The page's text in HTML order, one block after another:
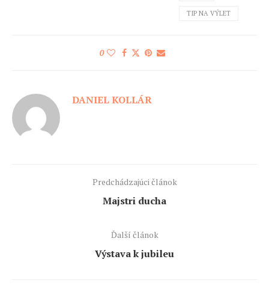
TIP NA VÝLET
0
DANIEL KOLLÁR
Predchádzajúci článok
Majstri ducha
Ďalší článok
Výstava k jubileu